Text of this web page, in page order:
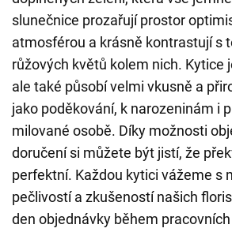
slunečnice prozařují prostor
atmosférou a krásně kontrastují s
růžových květů kolem nich. Kytice
ale také působí velmi vkusně a
jako poděkování, k narozeninám i
milované osobě. Díky možnosti
doručení si můžete být jistí, že
perfektní. Každou kytici vážeme s
pečlivostí a zkušeností našich
den objednávky během